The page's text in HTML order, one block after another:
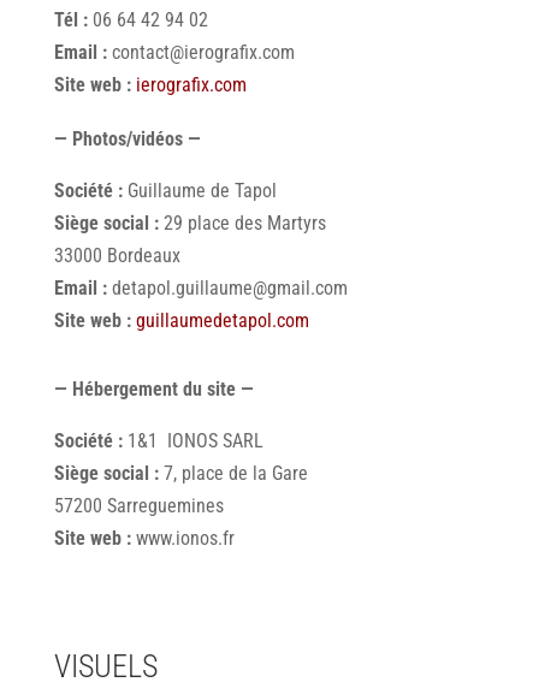
Tél :06 64 42 94 02
Email :contact@ierografix.com
Site web : ierografix.com
— Photos/vidéos —
Société :Guillaume de Tapol
Siège social :29 place des Martyrs
33000 Bordeaux
Email :detapol.guillaume@gmail.com
Site web : guillaumedetapol.com
— Hébergement du site —
Société :1&1 IONOS SARL
Siège social :7, place de la Gare
57200 Sarreguemines
Site web :www.ionos.fr
VISUELS